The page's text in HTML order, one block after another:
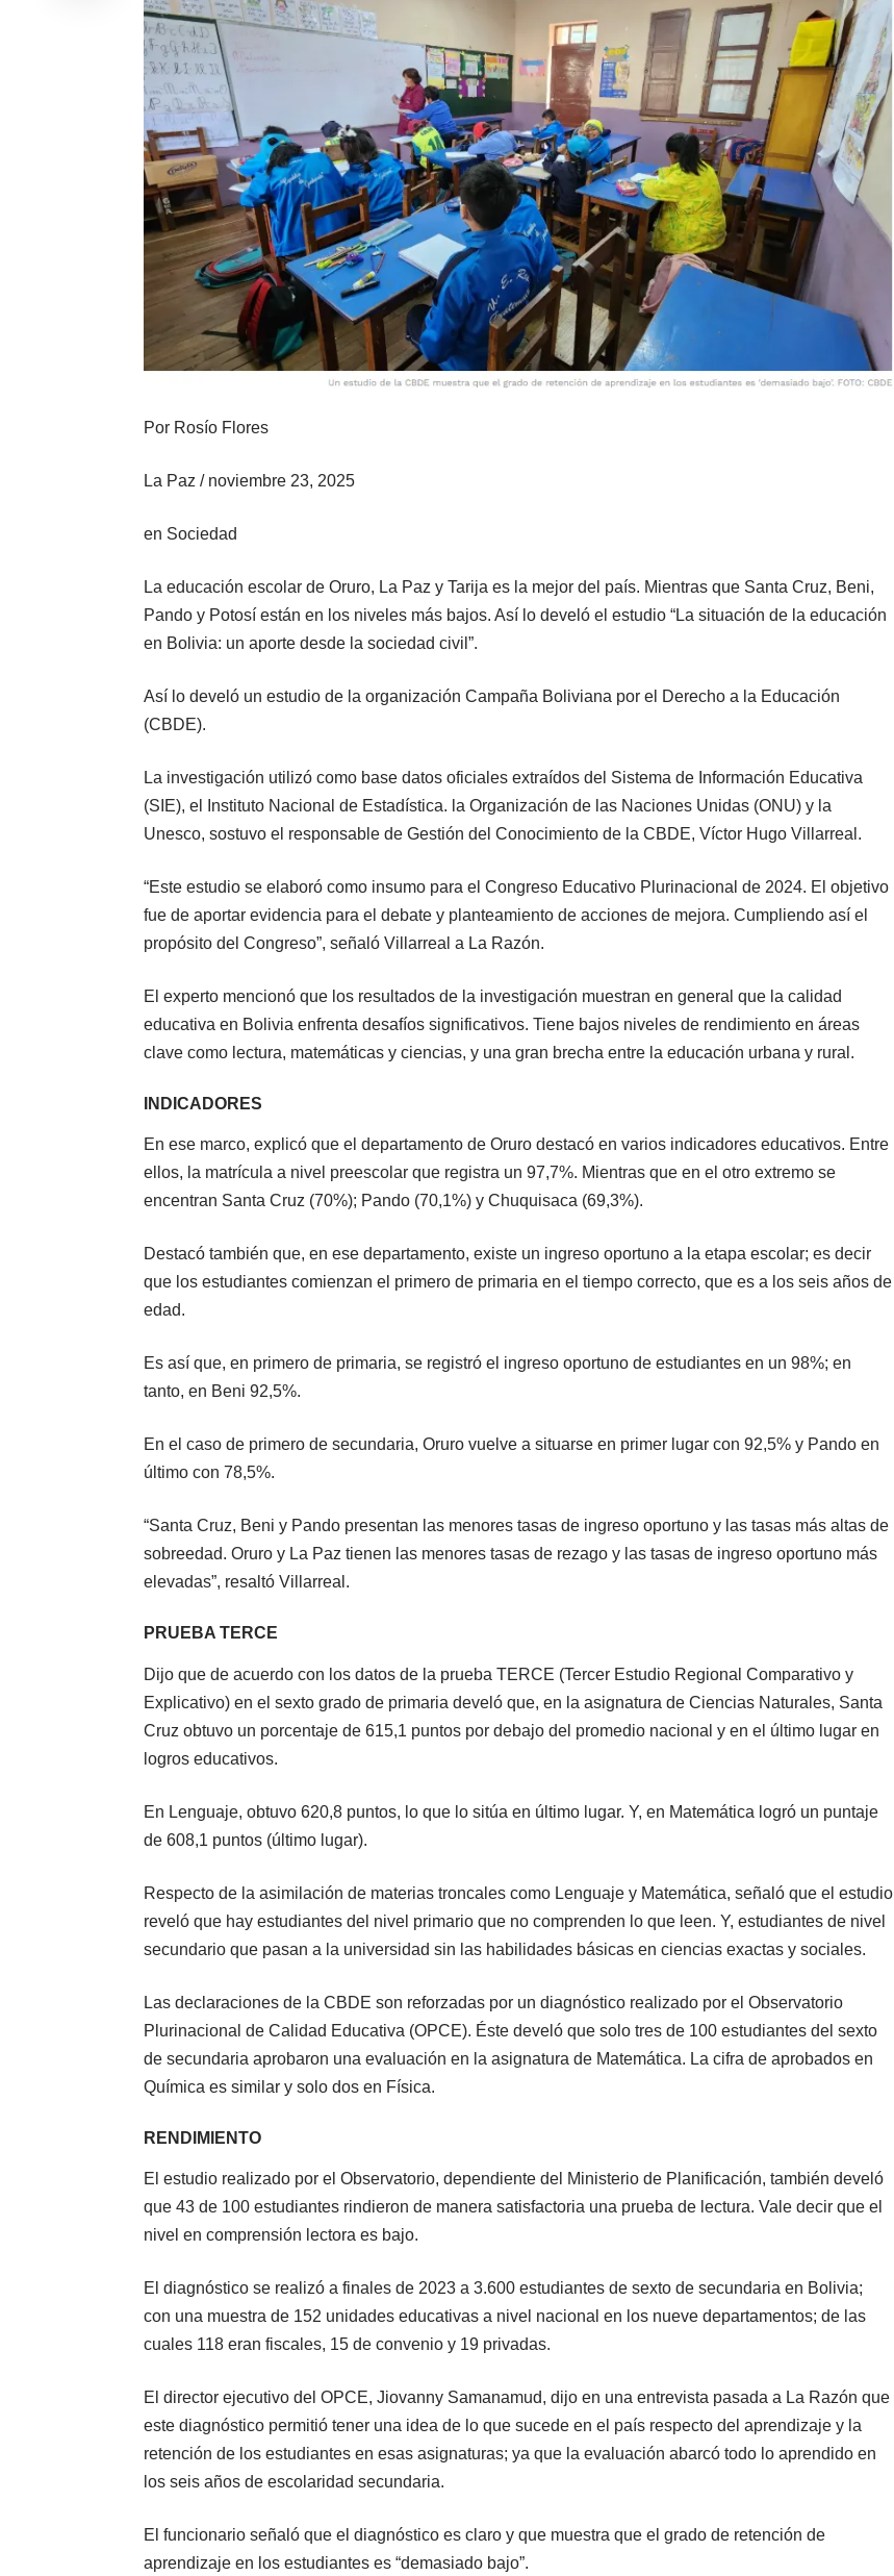
Por Rosío Flores
La Paz / noviembre 23, 2025
en Sociedad
La educación escolar de Oruro, La Paz y Tarija es la mejor del país. Mientras que Santa Cruz, Beni,
Pando y Potosí están en los niveles más bajos. Así lo develó el estudio “La situación de la educación
en Bolivia: un aporte desde la sociedad civil”.
Así lo develó un estudio de la organización Campaña Boliviana por el Derecho a la Educación
(CBDE).
La investigación utilizó como base datos oficiales extraídos del Sistema de Información Educativa
(SIE), el Instituto Nacional de Estadística. la Organización de las Naciones Unidas (ONU) y la
Unesco, sostuvo el responsable de Gestión del Conocimiento de la CBDE, Víctor Hugo Villarreal.
“Este estudio se elaboró como insumo para el Congreso Educativo Plurinacional de 2024. El objetivo
fue de aportar evidencia para el debate y planteamiento de acciones de mejora. Cumpliendo así el
propósito del Congreso”, señaló Villarreal a La Razón.
El experto mencionó que los resultados de la investigación muestran en general que la calidad
educativa en Bolivia enfrenta desafíos significativos. Tiene bajos niveles de rendimiento en áreas
clave como lectura, matemáticas y ciencias, y una gran brecha entre la educación urbana y rural.
INDICADORES
En ese marco, explicó que el departamento de Oruro destacó en varios indicadores educativos. Entre
ellos, la matrícula a nivel preescolar que registra un 97,7%. Mientras que en el otro extremo se
encentran Santa Cruz (70%); Pando (70,1%) y Chuquisaca (69,3%).
Destacó también que, en ese departamento, existe un ingreso oportuno a la etapa escolar; es decir
que los estudiantes comienzan el primero de primaria en el tiempo correcto, que es a los seis años de
edad.
Es así que, en primero de primaria, se registró el ingreso oportuno de estudiantes en un 98%; en
tanto, en Beni 92,5%.
En el caso de primero de secundaria, Oruro vuelve a situarse en primer lugar con 92,5% y Pando en
último con 78,5%.
“Santa Cruz, Beni y Pando presentan las menores tasas de ingreso oportuno y las tasas más altas de
sobreedad. Oruro y La Paz tienen las menores tasas de rezago y las tasas de ingreso oportuno más
elevadas”, resaltó Villarreal.
PRUEBA TERCE
Dijo que de acuerdo con los datos de la prueba TERCE (Tercer Estudio Regional Comparativo y
Explicativo) en el sexto grado de primaria develó que, en la asignatura de Ciencias Naturales, Santa
Cruz obtuvo un porcentaje de 615,1 puntos por debajo del promedio nacional y en el último lugar en
logros educativos.
En Lenguaje, obtuvo 620,8 puntos, lo que lo sitúa en último lugar. Y, en Matemática logró un puntaje
de 608,1 puntos (último lugar).
Respecto de la asimilación de materias troncales como Lenguaje y Matemática, señaló que el estudio
reveló que hay estudiantes del nivel primario que no comprenden lo que leen. Y, estudiantes de nivel
secundario que pasan a la universidad sin las habilidades básicas en ciencias exactas y sociales.
Las declaraciones de la CBDE son reforzadas por un diagnóstico realizado por el Observatorio
Plurinacional de Calidad Educativa (OPCE). Éste develó que solo tres de 100 estudiantes del sexto
de secundaria aprobaron una evaluación en la asignatura de Matemática. La cifra de aprobados en
Química es similar y solo dos en Física.
RENDIMIENTO
El estudio realizado por el Observatorio, dependiente del Ministerio de Planificación, también develó
que 43 de 100 estudiantes rindieron de manera satisfactoria una prueba de lectura. Vale decir que el
nivel en comprensión lectora es bajo.
El diagnóstico se realizó a finales de 2023 a 3.600 estudiantes de sexto de secundaria en Bolivia;
con una muestra de 152 unidades educativas a nivel nacional en los nueve departamentos; de las
cuales 118 eran fiscales, 15 de convenio y 19 privadas.
El director ejecutivo del OPCE, Jiovanny Samanamud, dijo en una entrevista pasada a La Razón que
este diagnóstico permitió tener una idea de lo que sucede en el país respecto del aprendizaje y la
retención de los estudiantes en esas asignaturas; ya que la evaluación abarcó todo lo aprendido en
los seis años de escolaridad secundaria.
El funcionario señaló que el diagnóstico es claro y que muestra que el grado de retención de
aprendizaje en los estudiantes es “demasiado bajo”.